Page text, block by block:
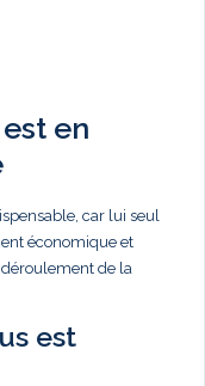
en
car lui seul
économique et
de la
est